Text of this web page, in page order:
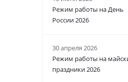
Режим работы на День
России 2026
30 апреля 2026
Режим работы на
праздники 2026